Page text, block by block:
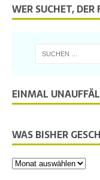
WER SUCHET, DER
EINMAL
WAS BISHER